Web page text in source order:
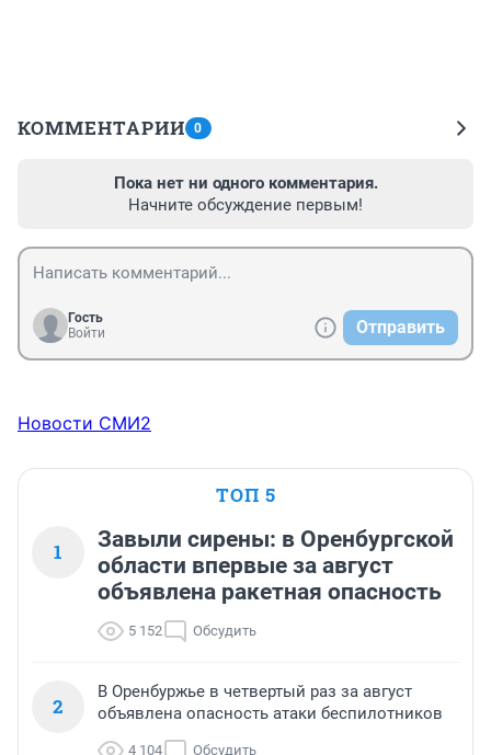
КОММЕНТАРИИ 0
Пока нет ни одного комментария.
Начните обсуждение первым!
Гость
Войти
Отправить
Новости СМИ2
ТОП 5
1
Завыли сирены: в Оренбургской
области впервые за август
объявлена ракетная опасность
5 152 Обсудить
2
В Оренбуржье в четвертый раз за август
объявлена опасность атаки беспилотников
4 104 Обсудить